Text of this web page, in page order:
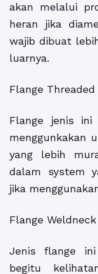
akan melalui
heran jika
wajib dibuat
luarnya.
Flange Threaded
Flange jenis ini
menggunkakan
yang lebih
dalam system
jika
Flange Weldneck
Jenis flange
begitu